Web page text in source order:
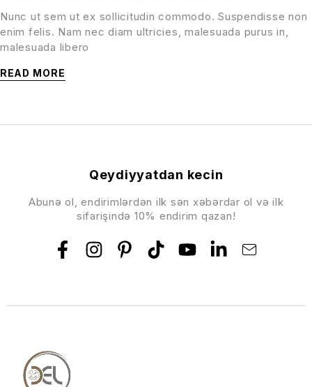
Nunc ut sem ut ex sollicitudin commodo. Suspendisse non
enim felis. Nam nec diam ultricies, malesuada purus in,
malesuada libero
READ MORE
Qeydiyyatdan kecin
Abunə ol, endirimlərdən ilk sən xəbərdar ol və ilk
sifarişində 10% endirim qazan!